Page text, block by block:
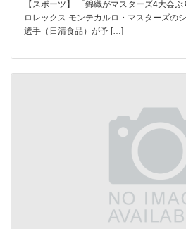
【スポーツ】 「錦織がマスターズ4大会ぶ
ロレックス モンテカルロ・マスターズの
選手（日清食品）が予 […]